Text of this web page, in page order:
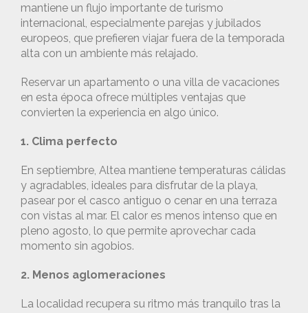
mantiene un flujo importante de turismo
internacional, especialmente parejas y jubilados
europeos, que prefieren viajar fuera de la temporada
alta con un ambiente más relajado.
Reservar un apartamento o una villa de vacaciones
en esta época ofrece múltiples ventajas que
convierten la experiencia en algo único.
1. Clima perfecto
En septiembre, Altea mantiene temperaturas cálidas
y agradables, ideales para disfrutar de la playa,
pasear por el casco antiguo o cenar en una terraza
con vistas al mar. El calor es menos intenso que en
pleno agosto, lo que permite aprovechar cada
momento sin agobios.
2. Menos aglomeraciones
La localidad recupera su ritmo más tranquilo tras la